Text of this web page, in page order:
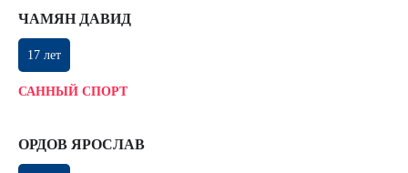
ЧАМЯН ДАВИД
17 лет
САННЫЙ СПОРТ
ОРДОВ ЯРОСЛАВ